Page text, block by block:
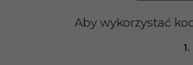
Aby wykorzystać
1.